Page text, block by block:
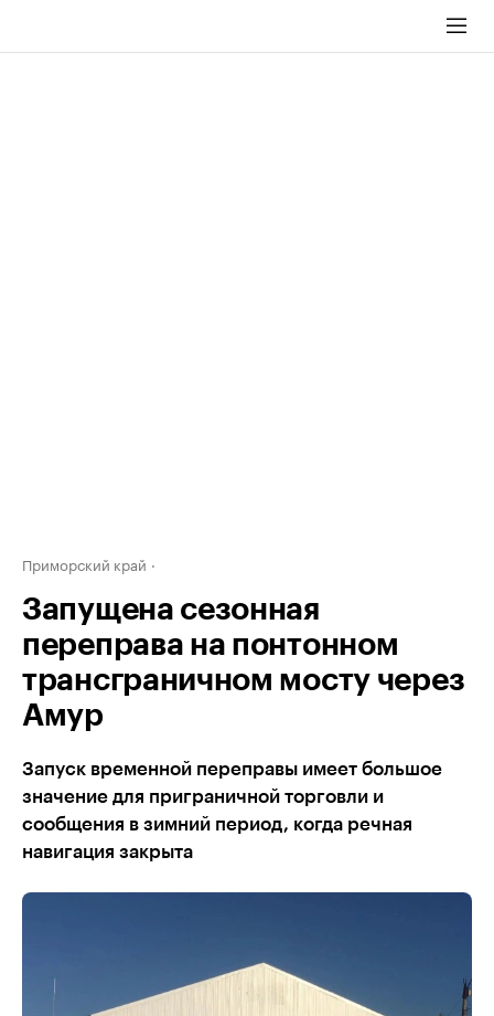
Приморский край
Запущена сезонная
переправа на понтонном
трансграничном мосту через
Амур
Запуск временной переправы имеет большое
значение для приграничной торговли и
сообщения в зимний период, когда речная
навигация закрыта